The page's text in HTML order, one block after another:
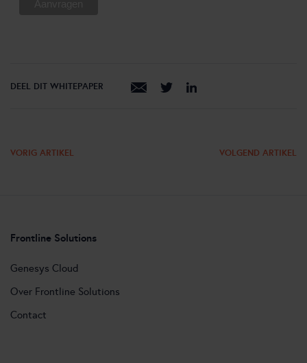
DEEL DIT WHITEPAPER
VORIG ARTIKEL VOLGEND ARTIKEL
Frontline Solutions
Genesys Cloud
Over Frontline Solutions
Contact